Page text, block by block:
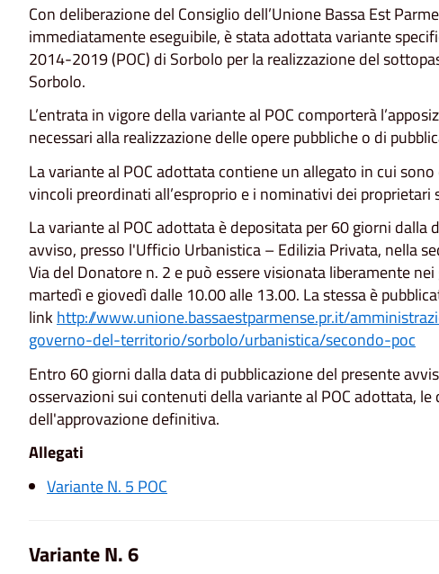
Con deliberazione del Consiglio dell’Unione Bassa Est
immediatamente eseguibile, è stata adottata variante
2014-2019 (POC) di Sorbolo per la realizzazione del
Sorbolo.
L’entrata in vigore della variante al POC comporterà
necessari alla realizzazione delle opere pubbliche o di
La variante al POC adottata contiene un allegato in cui
vincoli preordinati all’esproprio e i nominativi dei proprietari
La variante al POC adottata è depositata per 60 giorni dalla
avviso, presso l'Ufficio Urbanistica – Edilizia Privata, nella
Via del Donatore n. 2 e può essere visionata liberamente
martedì e giovedì dalle 10.00 alle 13.00. La stessa è
link http://www.unione.bassaestparmense.pr.it/
governo-del-territorio/sorbolo/urbanistica/secondo-poc
Entro 60 giorni dalla data di pubblicazione del presente
osservazioni sui contenuti della variante al POC adottata,
dell'approvazione definitiva.
Allegati
Variante N. 5 POC
Variante N. 6